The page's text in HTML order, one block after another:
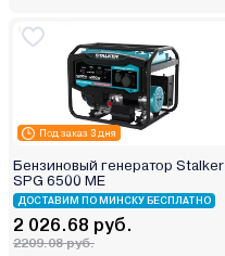
Под заказ 3 дня
Бензиновый генератор Stalker
SPG 6500 ME
ДОСТАВИМ ПО МИНСКУ БЕСПЛАТНО
2 026.68 руб.
2209.08 руб.